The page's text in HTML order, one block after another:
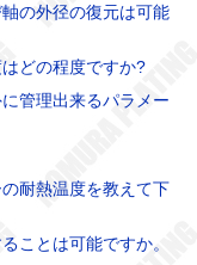
の外径の復元は可能
どの程度ですか?
管理出来るパラメー
耐熱温度を教えて下
ことは可能ですか。